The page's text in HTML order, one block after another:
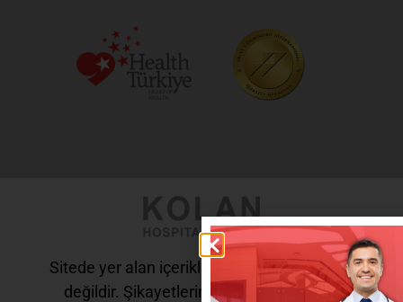
Sitede yer alan içerikler tanı ve tedavi amaçlı
değildir. Şikayetleriniz için doktorunuza